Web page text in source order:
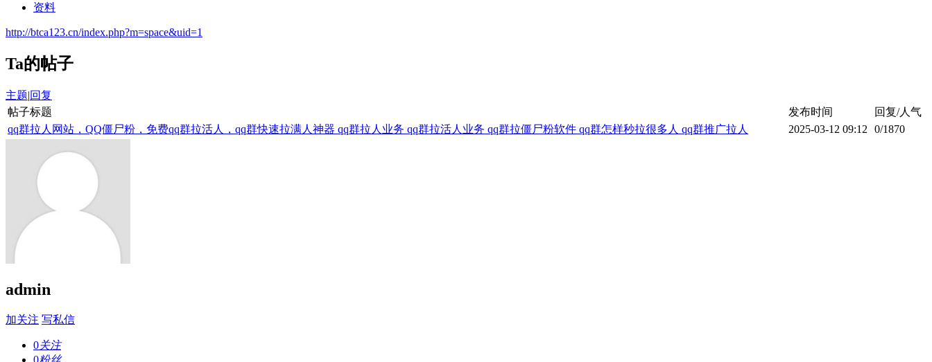
资料
http://btca123.cn/index.php?m=space&uid=1
Ta的帖子
主题|回复
帖子标题
发布时间
回复/人气
qq群拉人网站，QQ僵尸粉，免费qq群拉活人，qq群快速拉满人神器 qq群拉人业务 qq群拉活人业务 qq群拉僵尸粉软件 qq群怎样秒拉很多人 qq群推广拉人
2025-03-12 09:12 0/1870
admin
加关注 写私信
0关注
0粉丝